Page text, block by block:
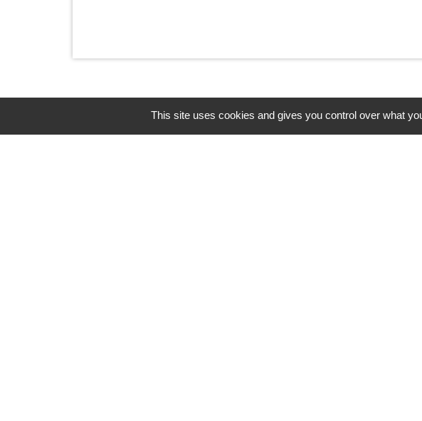
This site uses cookies and gives you control over what